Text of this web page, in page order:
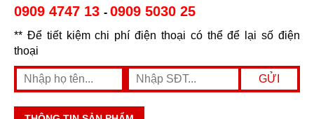
0909 4747 13 - 0909 5030 25
** Để tiết kiệm chi phí điện thoại có thể để lại số điện
thoại